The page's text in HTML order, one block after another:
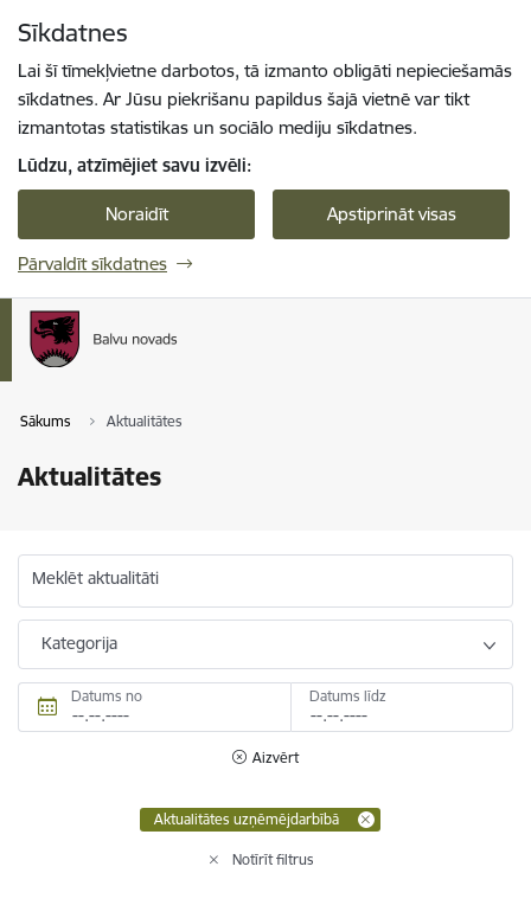
Sīkdatnes
Lai šī tīmekļvietne darbotos, tā izmanto obligāti nepieciešamās
sīkdatnes. Ar Jūsu piekrišanu papildus šajā vietnē var tikt
izmantotas statistikas un sociālo mediju sīkdatnes.
Lūdzu, atzīmējiet savu izvēli:
Noraidīt Apstiprināt visas
Pārvaldīt sīkdatnes
Sākums Aktualitātes
Aktualitātes
Meklēt aktualitāti
Kategorija
Datums no Datums līdz
Aizvērt
Aktualitātes uzņēmējdarbībā
Notīrīt filtrus